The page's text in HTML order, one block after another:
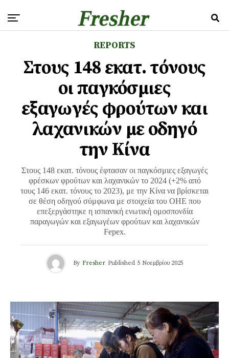
REPORTS
Στους 148 εκατ. τόνους
οι παγκόσμιες
εξαγωγές φρούτων και
λαχανικών με οδηγό
την Κίνα
Στους 148 εκατ. τόνους έφτασαν οι παγκόσμιες εξαγωγές
φρέσκων φρούτων και λαχανικών το 2024 (+2% από
τους 146 εκατ. τόνους το 2023), με την Κίνα να βρίσκεται
σε θέση οδηγού σύμφωνα με στοιχεία του ΟΗΕ που
επεξεργάστηκε η ισπανική ενωτική ομοσπονδία
παραγωγών και εξαγωγέων φρούτων και λαχανικών
Fepex.
By Fresher Published 5 Νοεμβρίου 2025